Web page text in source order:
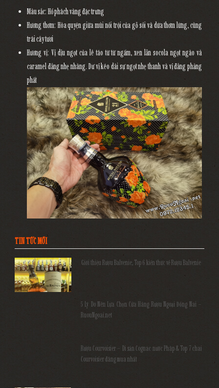
Màu sắc: Hổ phách vàng đặc trưng
Hương thơm: Hòa quyện giữa mùi nổi trội của gỗ sồi và dứa thơm lừng, cùng
trái cây tươi
Hương vị: Vị dịu ngọt của lê táo từ từ ngấm, xen lẫn socola ngọt ngào và
caramel đắng nhẹ nhàng. Dư vị kéo dài sự ngọt nhẹ thanh và vị đắng phảng
phất
TIN TỨC MỚI
Giới thiệu Rượu Balvenie, Top 6 kiến thức về Rượu Balvenie
5 Lý Do Nên Lựa Chọn Cửa Hàng Rượu Ngoại Đồng Nai –
RuouNgoai.net
Rượu Courvoisier – Di sản Cognac nước Pháp & Top 7 chai
Courvoisier đáng mua nhất